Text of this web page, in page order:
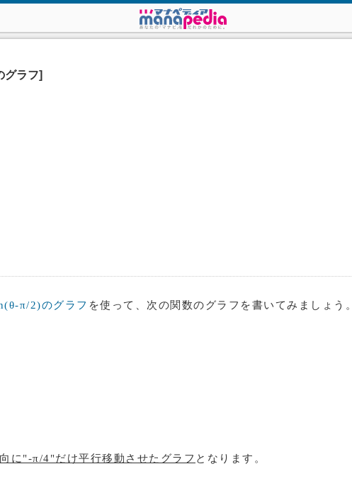
グラフ]
π/2)のグラフ を使って、次の関数のグラフを書いてみましょう。
に"-π/4"だけ平行移動させたグラフ となります。